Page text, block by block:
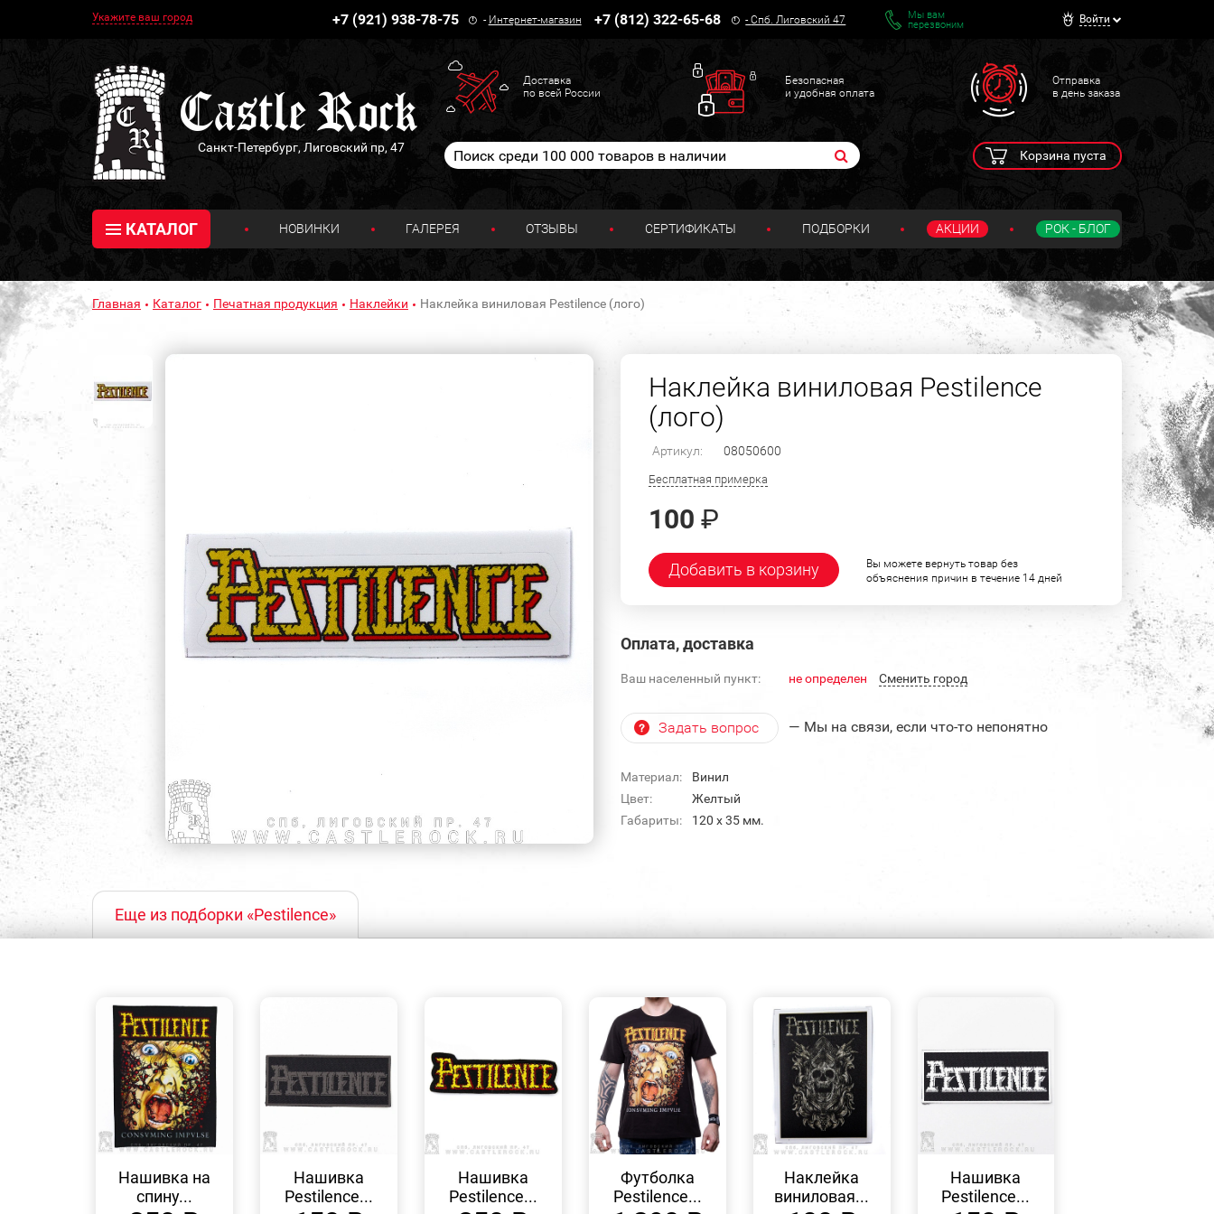
Укажите ваш город +7 (921) 938-78-75 - Интернет-магазин +7 (812) 322-65-68 -Спб. Лиговский 47
Мы вам
перезвоним
Войти
Санкт-Петербург, Лиговский пр, 47
Доставка
по всей России
Безопасная
и удобная оплата
Отправка
в день заказа
Корзина пуста
КАТАЛОГ НОВИНКИ ГАЛЕРЕЯ ОТЗЫВЫ СЕРТИФИКАТЫ ПОДБОРКИ АКЦИИ РОК - БЛОГ
Главная Каталог Печатная продукция Наклейки Наклейка виниловая Pestilence (лого)
Наклейка виниловая Pestilence
(лого)
Артикул: 08050600
Бесплатная примерка
100 ₽
Добавить в корзину
Вы можете вернуть товар без
объяснения причин в течение 14 дней
Оплата, доставка
Ваш населенный пункт: не определен Cменить город
Задать вопрос — Мы на связи, если что-то непонятно
Материал:
Винил
Цвет:
Желтый
Габариты:
120 х 35 мм.
Еще из подборки «Pestilence»
Нашивка на
спину...
Нашивка
Pestilence...
Нашивка
Pestilence...
ПРОСМОТР
Футболка
Pestilence...
ПРОСМОТР
Наклейка
виниловая...
Нашивка
Pestilence...